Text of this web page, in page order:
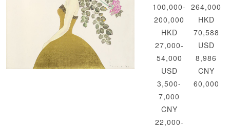
100,000-
200,000
HKD
27,000-
54,000
USD
3,500-
7,000
CNY
22,000-
264,000
HKD
70,588
USD
8,986
CNY
60,000